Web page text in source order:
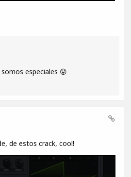
especiales 😟
de estos crack, cool!